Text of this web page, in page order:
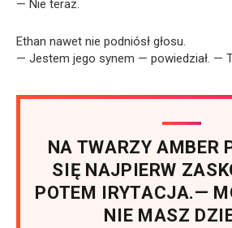
— Nie teraz.
Ethan nawet nie podniósł głosu.
— Jestem jego synem — powiedział. —
NA TWARZY AMBER
SIĘ NAJPIERW
POTEM IRYTACJA.—
NIE MASZ